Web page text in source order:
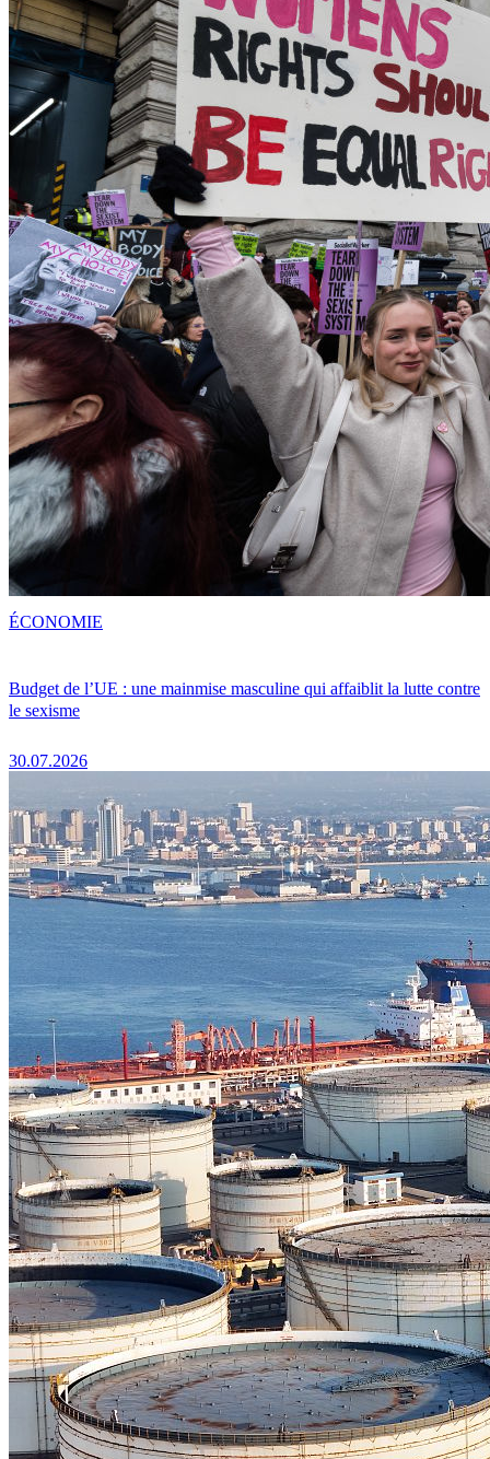
Budget de l’UE : une mainmise masculine qui affaiblit la lutte contre
le sexisme
30.07.2026
ÉCONOMIE